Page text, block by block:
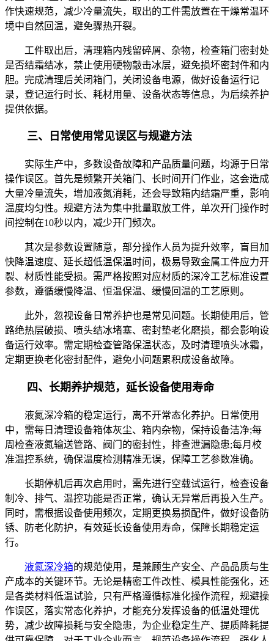
作快速规范，减少冷量流失，取出的工件需放置在干燥常温环
境中自然回温，避免骤热开裂。
工件取出后，清理箱内残留碎屑、杂物，检查箱门密封处
是否结霜结冰，禁止使用硬物敲击冰层，避免损坏密封件和内
胆。完成清理后关闭箱门，关闭设备电源，做好设备运行记
录，登记运行时长、耗材用量、设备状态等信息，为后续养护
提供依据。
三、日常使用常见误区与规避方法
实际生产中，多数设备故障和产品质量问题，均源于日常
操作误区。首先是频繁开关箱门、长时间开门作业，这会造成
大量冷量流失，增加液氮消耗，还会导致箱内结霜严重，影响
温度均匀性。规避方法为集中批量取放工件，单次开门操作时
间控制在10秒以内，减少开门频次。
其次是参数设置随意，部分操作人员为提升效率，盲目加
快降温速度、延长超低温保温时间，极易导致金属工件应力开
裂、材质性能受损。需严格按照对应材质的深冷工艺标准设置
参数，遵循缓慢降温、恒温保温、缓慢回温的工艺原则。
此外，忽视设备日常养护也是常见问题。长期使用后，管
路绝热层破损、喷头结冰堵塞、密封垫老化磨损，都会影响设
备运行效率。需定期检查管路保温状态，及时清理喷头冰霜，
定期更换老化密封配件，避免小问题累积成设备故障。
四、长期养护规范，延长设备使用寿命
液氮深冷箱的稳定运行，离不开常态化养护。日常使用
中，需每日清理设备箱体灰尘、箱内杂物，保持设备洁净;每
周检查液氮输送管路、阀门的密封性，排查泄漏隐患;每月校
准温控系统，确保温度检测精准无误，保障工艺参数准确。
长期停机后再次启用时，需先进行空载试运行，检查设备
制冷、排气、温控功能是否正常，确认无异常后再投入生产。
同时，需根据设备使用频次，定期更换易损配件，做好设备防
锈、防老化防护，有效延长设备使用寿命，保障长期稳定运
行。
液氮深冷箱的规范使用，是兼顾生产安全、产品品质与生
产成本的关键环节。无论是精密工件改性、模具性能强化，还
是各类材料低温试验，只有严格遵循标准化操作流程，规避操
作误区，落实常态化养护，才能充分发挥设备的低温处理优
势，减少故障损耗与安全隐患，为企业稳定生产、提质降耗提